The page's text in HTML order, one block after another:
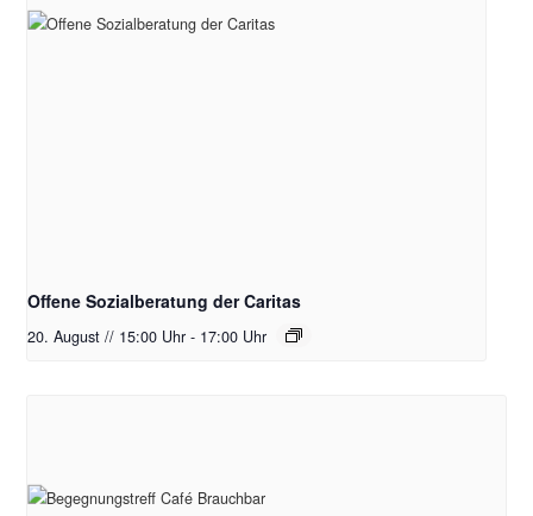
Offene Sozialberatung der Caritas
20. August // 15:00 Uhr - 17:00 Uhr